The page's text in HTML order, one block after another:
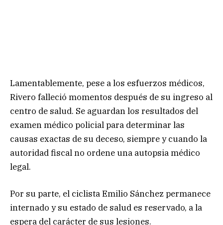
Lamentablemente, pese a los esfuerzos médicos,
Rivero falleció momentos después de su ingreso al
centro de salud. Se aguardan los resultados del
examen médico policial para determinar las
causas exactas de su deceso, siempre y cuando la
autoridad fiscal no ordene una autopsia médico
legal.
Por su parte, el ciclista Emilio Sánchez permanece
internado y su estado de salud es reservado, a la
espera del carácter de sus lesiones.